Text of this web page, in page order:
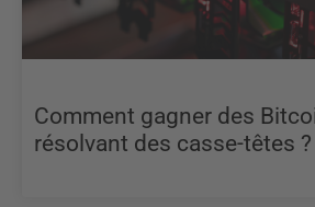
Comment gagner des
résolvant des casse-têtes ?